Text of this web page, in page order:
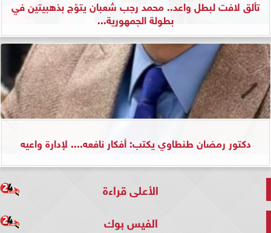
تألق لافت لبطل واعد.. محمد رجب شعبان يتوّج بذهبيتين في
بطولة الجمهورية...
دكتور رمضان طنطاوي يكتب: أفكار نافعه.... لإدارة واعيه
الأعلى قراءة
الفيس بوك